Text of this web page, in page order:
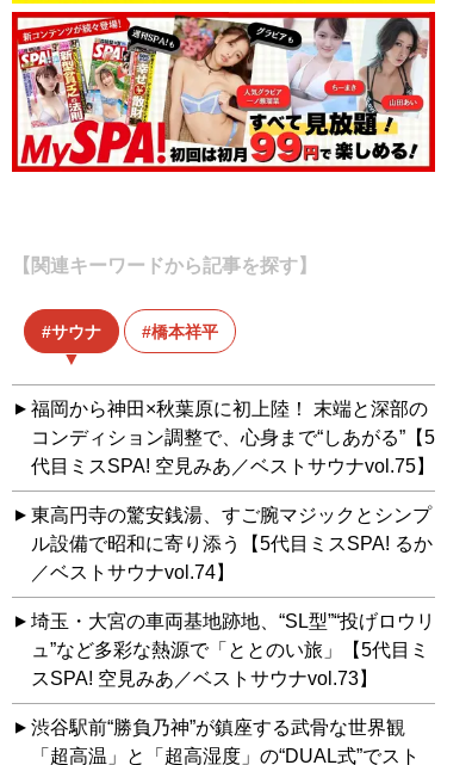
【関連キーワードから記事を探す】
サウナ 橋本祥平
福岡から神田×秋葉原に初上陸！ 末端と深部の
コンディション調整で、心身まで“しあがる”【5
代目ミスSPA! 空見みあ／ベストサウナvol.75】
東高円寺の驚安銭湯、すご腕マジックとシンプ
ル設備で昭和に寄り添う【5代目ミスSPA! るか
／ベストサウナvol.74】
埼玉・大宮の車両基地跡地、“SL型”“投げロウリ
ュ”など多彩な熱源で「ととのい旅」【5代目ミ
スSPA! 空見みあ／ベストサウナvol.73】
渋谷駅前“勝負乃神”が鎮座する武骨な世界観
「超高温」と「超高湿度」の“DUAL式”でスト